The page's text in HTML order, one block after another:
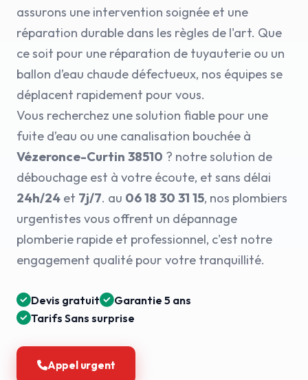
assurons une intervention soignée et une
réparation durable dans les règles de l'art. Que
ce soit pour une réparation de tuyauterie ou un
ballon d’eau chaude défectueux, nos équipes se
déplacent rapidement pour vous.
Vous recherchez une solution fiable pour une
fuite d’eau ou une canalisation bouchée à
Vézeronce-Curtin 38510 ? notre solution de
débouchage est à votre écoute, et sans délai
24h/24 et 7j/7. au 06 18 30 31 15, nos plombiers
urgentistes vous offrent un dépannage
plomberie rapide et professionnel, c'est notre
engagement qualité pour votre tranquillité.
Devis gratuit
Garantie 5 ans
Tarifs Sans surprise
Appel urgent